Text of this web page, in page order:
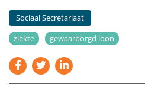
Sociaal Secretariaat
ziekte gewaarborgd loon